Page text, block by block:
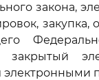
закона,
закупка,